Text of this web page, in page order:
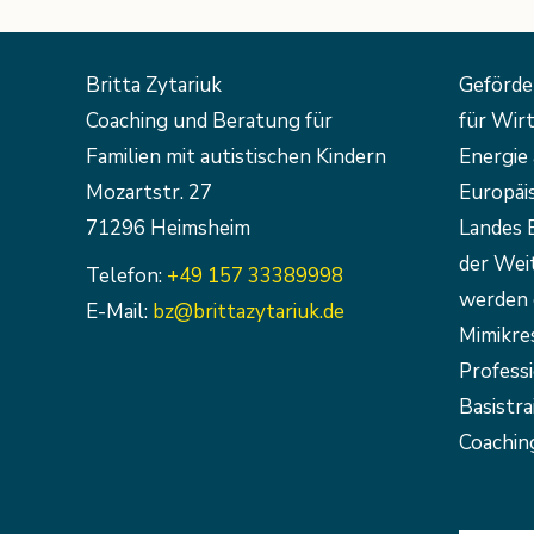
Britta Zytariuk
Coaching und Beratung für
Familien mit autistischen Kindern
Mozartstr. 27
71296 Heimsheim
Telefon: +49 157 33389998
E-Mail: bz@brittazytariuk.de
für
Landes
der
werden